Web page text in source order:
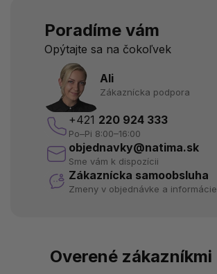
Poradíme vám
Opýtajte sa na čokoľvek
Ali
Zákaznícka podpora
+421 220 924 333
Po–Pi 8:00–16:00
objednavky@natima.sk
Sme vám k dispozícii
Zákaznícka samoobsluha
Zmeny v objednávke a informácie
Overené zákazníkmi